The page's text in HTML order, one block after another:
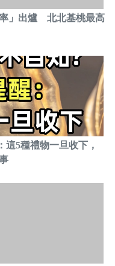
」出爐 北北基桃最高
這5種禮物一旦收下，